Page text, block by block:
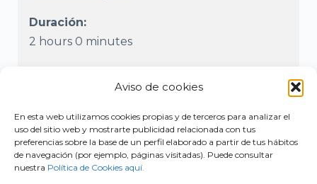
Aviso de cookies
En esta web utilizamos cookies propias y de terceros para analizar el
uso del sitio web y mostrarte publicidad relacionada con tus
preferencias sobre la base de un perfil elaborado a partir de tus hábitos
de navegación (por ejemplo, páginas visitadas). Puede consultar
nuestra Política de Cookies aquí.
Duración:
2 hours 0 minutes
Nota: La cuenta atrás del tiempo se muestra
en base a tu zona horaria local.